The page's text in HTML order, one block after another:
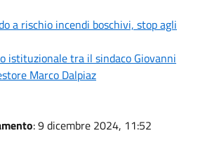
a rischio incendi boschivi, stop agli
istituzionale tra il sindaco Giovanni
Marco Dalpiaz
: 9 dicembre 2024, 11:52